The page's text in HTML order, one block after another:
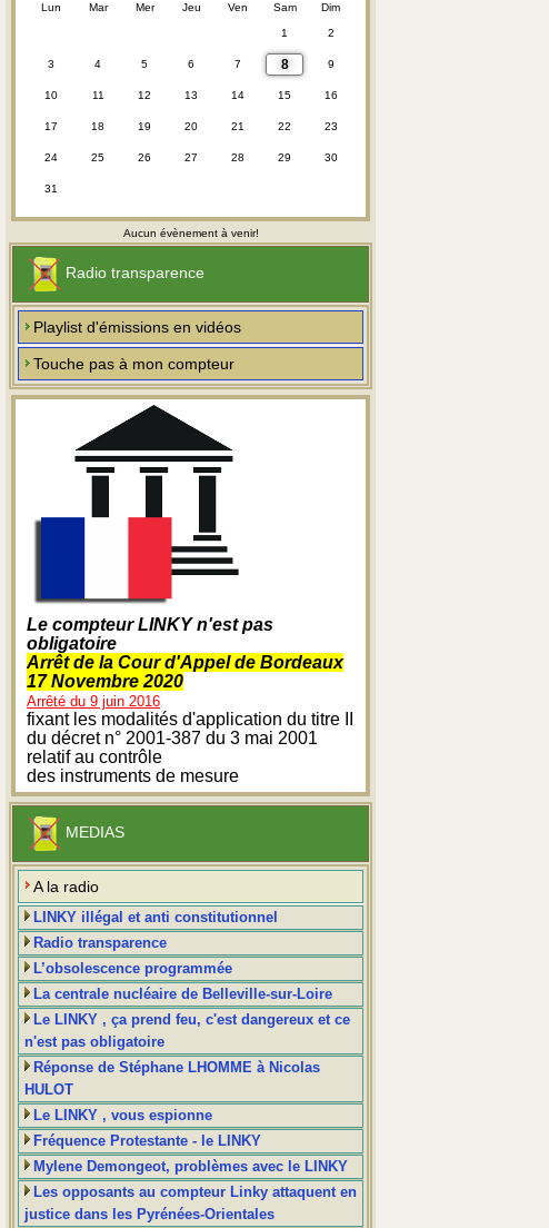
Lun Mar Mer Jeu Ven Sam Dim
1 2
3 4 5 6 7 8 9
10 11 12 13 14 15 16
17 18 19 20 21 22 23
24 25 26 27 28 29 30
31
Aucun évènement à venir!
Radio transparence
Playlist d'émissions en vidéos
Touche pas à mon compteur
Le compteur LINKY n'est pas
obligatoire
Arrêt de la Cour d'Appel de Bordeaux
17 Novembre 2020
Arrêté du 9 juin 2016
fixant les modalités d'application du titre II
du décret n° 2001-387 du 3 mai 2001
relatif au contrôle
des instruments de mesure
MEDIAS
A la radio
LINKY illégal et anti constitutionnel
Radio transparence
L’obsolescence programmée
La centrale nucléaire de Belleville-sur-Loire
Le LINKY , ça prend feu, c'est dangereux et ce
n'est pas obligatoire
Réponse de Stéphane LHOMME à Nicolas
HULOT
Le LINKY , vous espionne
Fréquence Protestante - le LINKY
Mylene Demongeot, problèmes avec le LINKY
Les opposants au compteur Linky attaquent en
justice dans les Pyrénées-Orientales